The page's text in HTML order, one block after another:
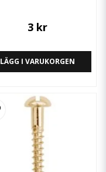
3 kr
LÄGG I VARUKORGEN